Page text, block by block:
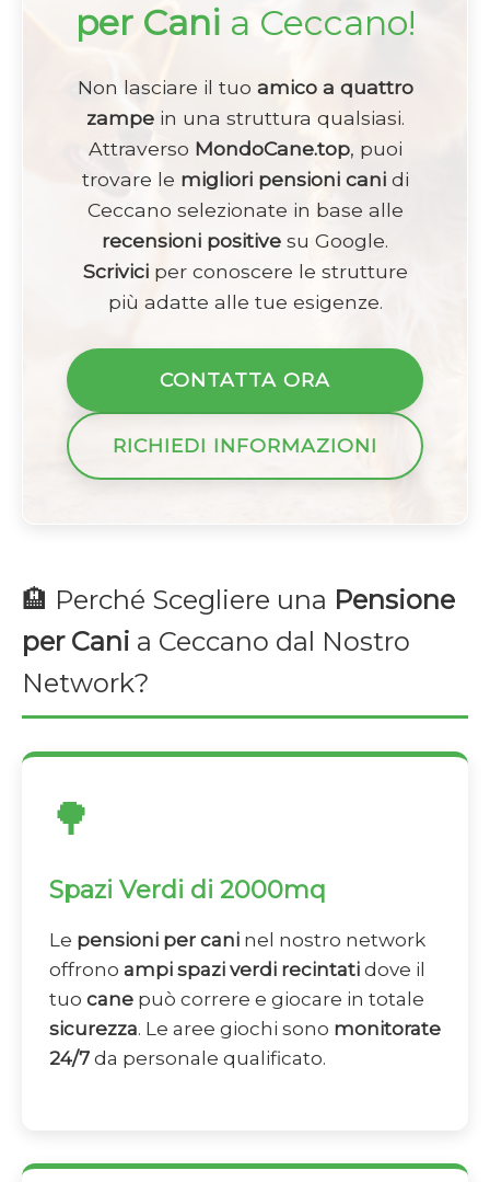
per Cani a Ceccano!
Non lasciare il tuo amico a quattro
zampein una struttura qualsiasi.
Attraverso MondoCane.top, puoi
trovare le migliori pensioni canidi
Ceccano selezionate in base alle
recensioni positive su Google.
Scriviciper conoscere le strutture
più adatte alle tue esigenze.
CONTATTA ORA
RICHIEDI INFORMAZIONI
🏨 Perché Scegliere una Pensione
per Cani a Ceccano dal Nostro
Network?
🌳
Spazi Verdi di 2000mq
Le pensioni per cani nel nostro network
offrono ampi spazi verdi recintati dove il
tuo cane può correre e giocare in totale
sicurezza. Le aree giochi sono monitorate
24/7 da personale qualificato.